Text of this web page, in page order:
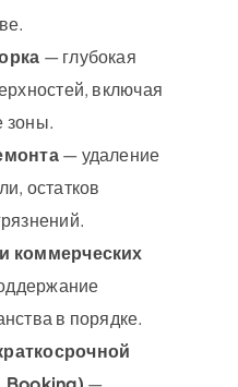
— глубокая
включая
зоны.
— удаление
остатков
коммерческих
в порядке.